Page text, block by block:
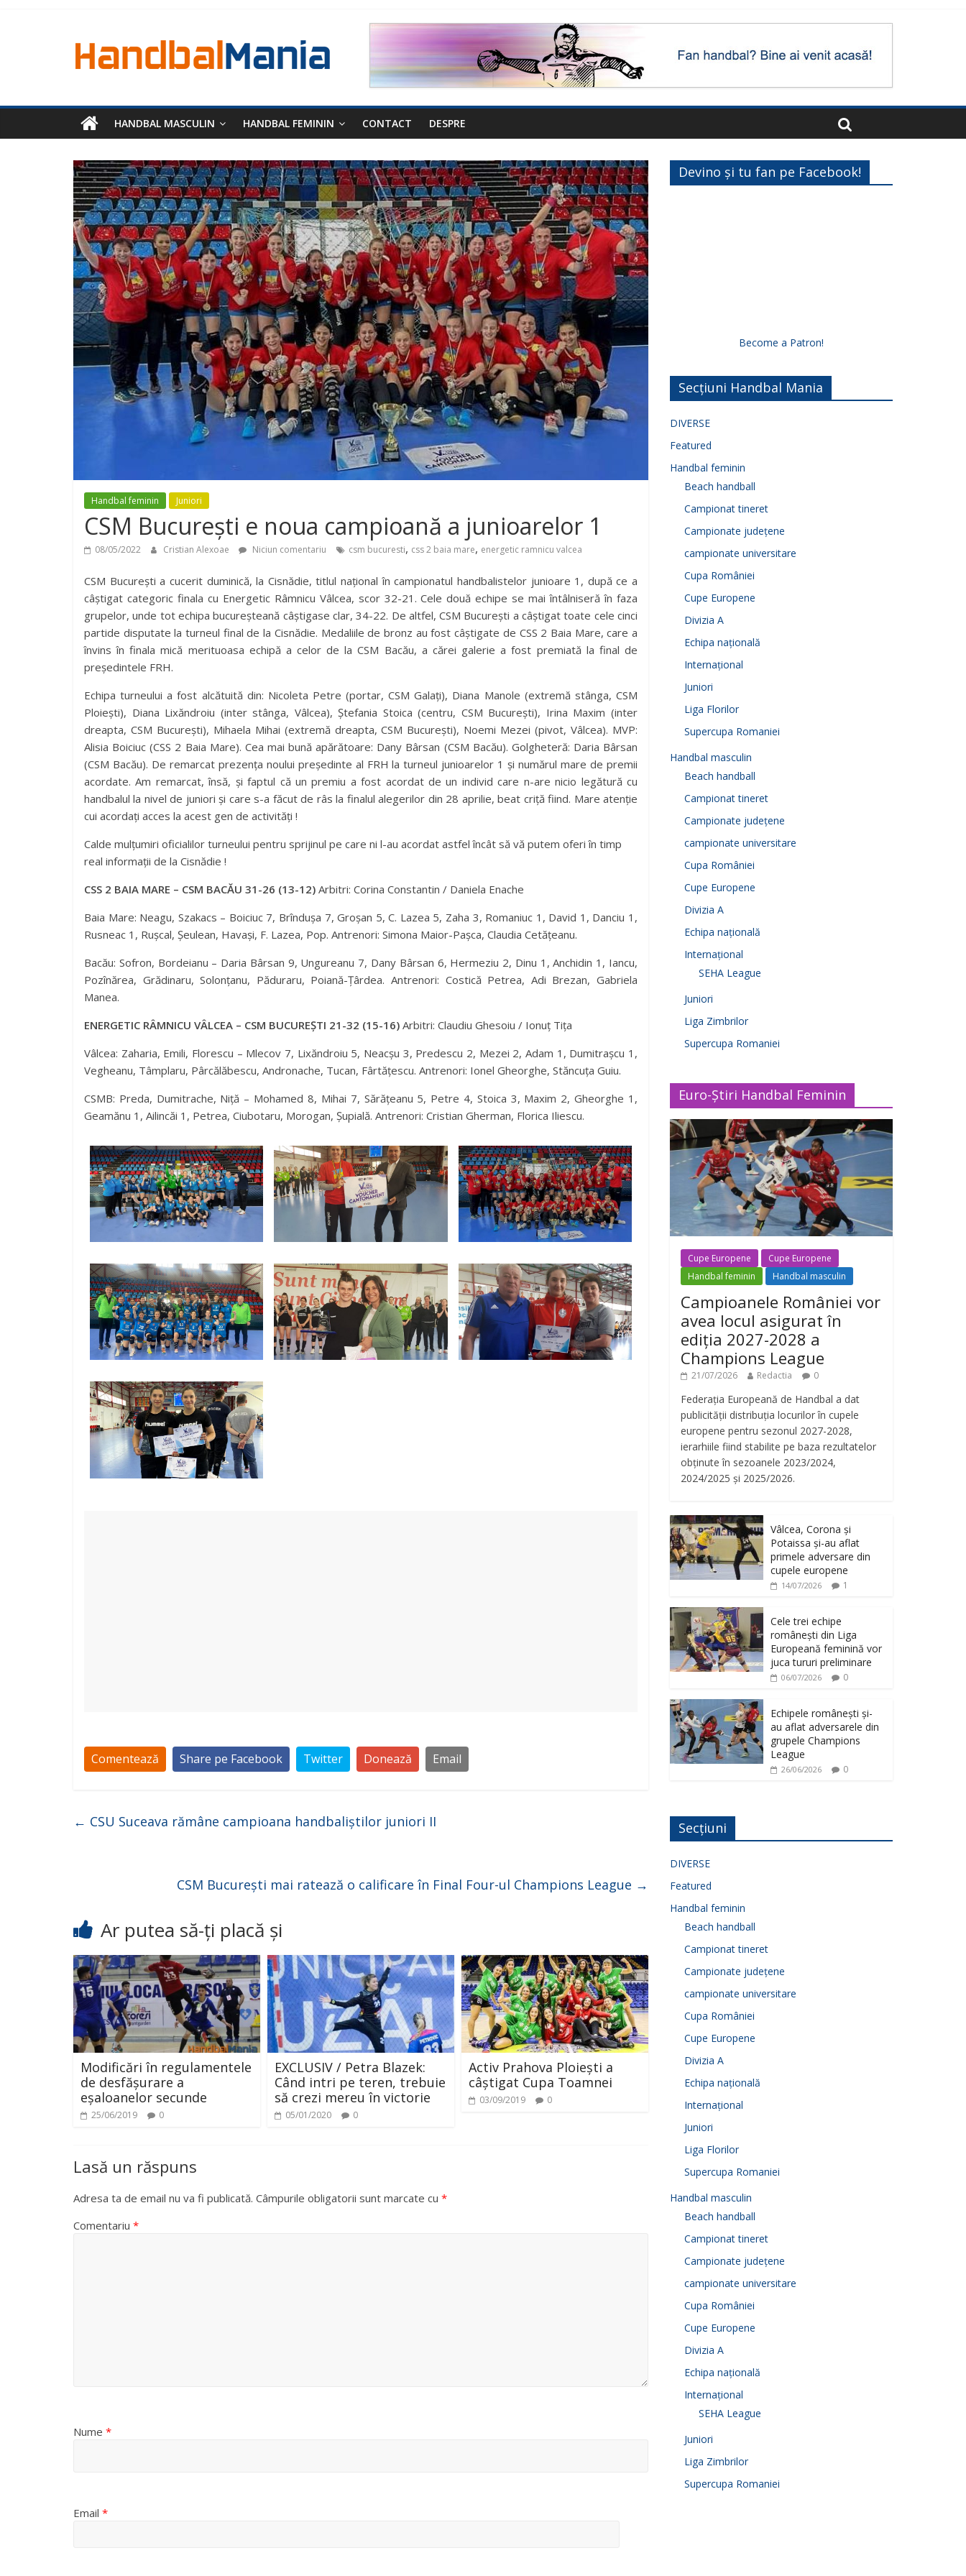
HANDBAL MASCULIN HANDBAL FEMININ CONTACT DESPRE
Handbal feminin Juniori
CSM București e noua campioană a junioarelor 1
08/05/2022 Cristian Alexoae Niciun comentariu csm bucuresti, css 2 baia mare, energetic ramnicu valcea
CSM București a cucerit duminică, la Cisnădie, titlul național în campionatul handbalistelor junioare 1, după ce a
câștigat categoric finala cu Energetic Râmnicu Vâlcea, scor 32-21. Cele două echipe se mai întâlniseră în faza
grupelor, unde tot echipa bucureșteană câștigase clar, 34-22. De altfel, CSM București a câștigat toate cele cinci
partide disputate la turneul final de la Cisnădie. Medaliile de bronz au fost câștigate de CSS 2 Baia Mare, care a
învins în finala mică merituoasa echipă a celor de la CSM Bacău, a cărei galerie a fost premiată la final de
președintele FRH.
Echipa turneului a fost alcătuită din: Nicoleta Petre (portar, CSM Galați), Diana Manole (extremă stânga, CSM
Ploiești), Diana Lixăndroiu (inter stânga, Vâlcea), Ștefania Stoica (centru, CSM București), Irina Maxim (inter
dreapta, CSM București), Mihaela Mihai (extremă dreapta, CSM București), Noemi Mezei (pivot, Vâlcea). MVP:
Alisia Boiciuc (CSS 2 Baia Mare). Cea mai bună apărătoare: Dany Bârsan (CSM Bacău). Golgheteră: Daria Bârsan
(CSM Bacău). De remarcat prezența noului președinte al FRH la turneul junioarelor 1 și numărul mare de premii
acordate. Am remarcat, însă, și faptul că un premiu a fost acordat de un individ care n-are nicio legătură cu
handbalul la nivel de juniori și care s-a făcut de râs la finalul alegerilor din 28 aprilie, beat criță fiind. Mare atenție
cui acordați acces la acest gen de activități !
Calde mulțumiri oficialilor turneului pentru sprijinul pe care ni l-au acordat astfel încât să vă putem oferi în timp
real informații de la Cisnădie !
CSS 2 BAIA MARE – CSM BACĂU 31-26 (13-12) Arbitri: Corina Constantin / Daniela Enache
Baia Mare: Neagu, Szakacs – Boiciuc 7, Brîndușa 7, Groșan 5, C. Lazea 5, Zaha 3, Romaniuc 1, David 1, Danciu 1,
Rusneac 1, Rușcal, Șeulean, Havași, F. Lazea, Pop. Antrenori: Simona Maior-Pașca, Claudia Cetățeanu.
Bacău: Sofron, Bordeianu – Daria Bârsan 9, Ungureanu 7, Dany Bârsan 6, Hermeziu 2, Dinu 1, Anchidin 1, Iancu,
Pozînărea, Grădinaru, Solonțanu, Păduraru, Poiană-Țârdea. Antrenori: Costică Petrea, Adi Brezan, Gabriela
Manea.
ENERGETIC RÂMNICU VÂLCEA – CSM BUCUREȘTI 21-32 (15-16) Arbitri: Claudiu Ghesoiu / Ionuț Tița
Vâlcea: Zaharia, Emili, Florescu – Mlecov 7, Lixăndroiu 5, Neacșu 3, Predescu 2, Mezei 2, Adam 1, Dumitrașcu 1,
Vegheanu, Tâmplaru, Pârcălăbescu, Andronache, Tucan, Fârtățescu. Antrenori: Ionel Gheorghe, Stăncuța Guiu.
CSMB: Preda, Dumitrache, Niță – Mohamed 8, Mihai 7, Sărățeanu 5, Petre 4, Stoica 3, Maxim 2, Gheorghe 1,
Geamănu 1, Ailincăi 1, Petrea, Ciubotaru, Morogan, Șupială. Antrenori: Cristian Gherman, Florica Iliescu.
Comentează Share pe Facebook Twitter Donează Email
← CSU Suceava rămâne campioana handbaliștilor juniori II
CSM București mai ratează o calificare în Final Four-ul Champions League →
Ar putea să-ți placă și
Modificări în regulamentele
de desfășurare a
eșaloanelor secunde
25/06/2019 0
EXCLUSIV / Petra Blazek:
Când intri pe teren, trebuie
să crezi mereu în victorie
05/01/2020 0
Activ Prahova Ploiești a
câștigat Cupa Toamnei
03/09/2019 0
Lasă un răspuns
Adresa ta de email nu va fi publicată. Câmpurile obligatorii sunt marcate cu *
Comentariu *
Nume *
Email *
Devino și tu fan pe Facebook!
Become a Patron!
Secțiuni Handbal Mania
DIVERSE
Featured
Handbal feminin
Beach handball
Campionat tineret
Campionate județene
campionate universitare
Cupa României
Cupe Europene
Divizia A
Echipa națională
Internațional
Juniori
Liga Florilor
Supercupa Romaniei
Handbal masculin
Beach handball
Campionat tineret
Campionate județene
campionate universitare
Cupa României
Cupe Europene
Divizia A
Echipa națională
Internațional
SEHA League
Juniori
Liga Zimbrilor
Supercupa Romaniei
Euro-Știri Handbal Feminin
Cupe Europene
Cupe Europene
Handbal feminin
Handbal masculin
Campioanele României vor
avea locul asigurat în
ediția 2027-2028 a
Champions League
21/07/2026 Redactia 0
Federația Europeană de Handbal a dat
publicității distribuția locurilor în cupele
europene pentru sezonul 2027-2028,
ierarhiile fiind stabilite pe baza rezultatelor
obținute în sezoanele 2023/2024,
2024/2025 și 2025/2026.
Vâlcea, Corona și
Potaissa și-au aflat
primele adversare din
cupele europene
14/07/2026 1
Cele trei echipe
românești din Liga
Europeană feminină vor
juca tururi preliminare
06/07/2026 0
Echipele românești și-
au aflat adversarele din
grupele Champions
League
26/06/2026 0
Secțiuni
DIVERSE
Featured
Handbal feminin
Beach handball
Campionat tineret
Campionate județene
campionate universitare
Cupa României
Cupe Europene
Divizia A
Echipa națională
Internațional
Juniori
Liga Florilor
Supercupa Romaniei
Handbal masculin
Beach handball
Campionat tineret
Campionate județene
campionate universitare
Cupa României
Cupe Europene
Divizia A
Echipa națională
Internațional
SEHA League
Juniori
Liga Zimbrilor
Supercupa Romaniei